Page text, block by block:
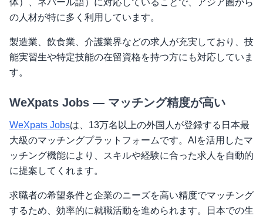
体）、ネパール語）に対応していることで、アジア圏から
の人材が特に多く利用しています。
製造業、飲食業、介護業界などの求人が充実しており、技
能実習生や特定技能の在留資格を持つ方にも対応していま
す。
WeXpats Jobs — マッチング精度が高い
WeXpats Jobsは、13万名以上の外国人が登録する日本最
大級のマッチングプラットフォームです。AIを活用したマ
ッチング機能により、スキルや経験に合った求人を自動的
に提案してくれます。
求職者の希望条件と企業のニーズを高い精度でマッチング
するため、効率的に就職活動を進められます。日本での生